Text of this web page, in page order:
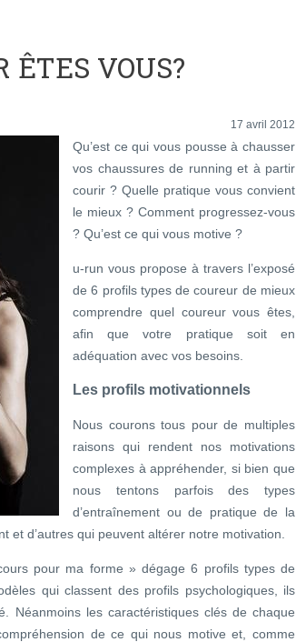
ÊTES VOUS?
17 avril 2012
Qu’est ce qui vous pousse à chausser
vos chaussures de running et à partir
courir ? Quelle pratique vous convient
le mieux ? Comment progressez-vous
? Qu’est ce qui vous motive ?
u-run vous propose à travers l’exposé
de 6 profils types de coureur de mieux
comprendre quel coureur vous êtes,
afin que votre pratique soit en
adéquation avec vos besoins.
Les profils motivationnels
Nous courons tous pour de multiples
raisons qui rendent nos motivations
complexes à appréhender, si bien que
nous tentons parfois des types
d’entraînement ou de pratique de la
et d’autres qui peuvent altérer notre motivation.
pour ma forme » dégage 6 profils types de
qui classent des profils psychologiques, ils
Néanmoins les caractéristiques clés de chaque
de ce qui nous motive et, comme